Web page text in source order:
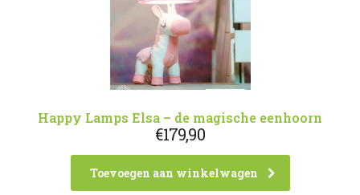
Happy Lamps Elsa – de magische eenhoorn
€179,90
Toevoegen aan winkelwagen